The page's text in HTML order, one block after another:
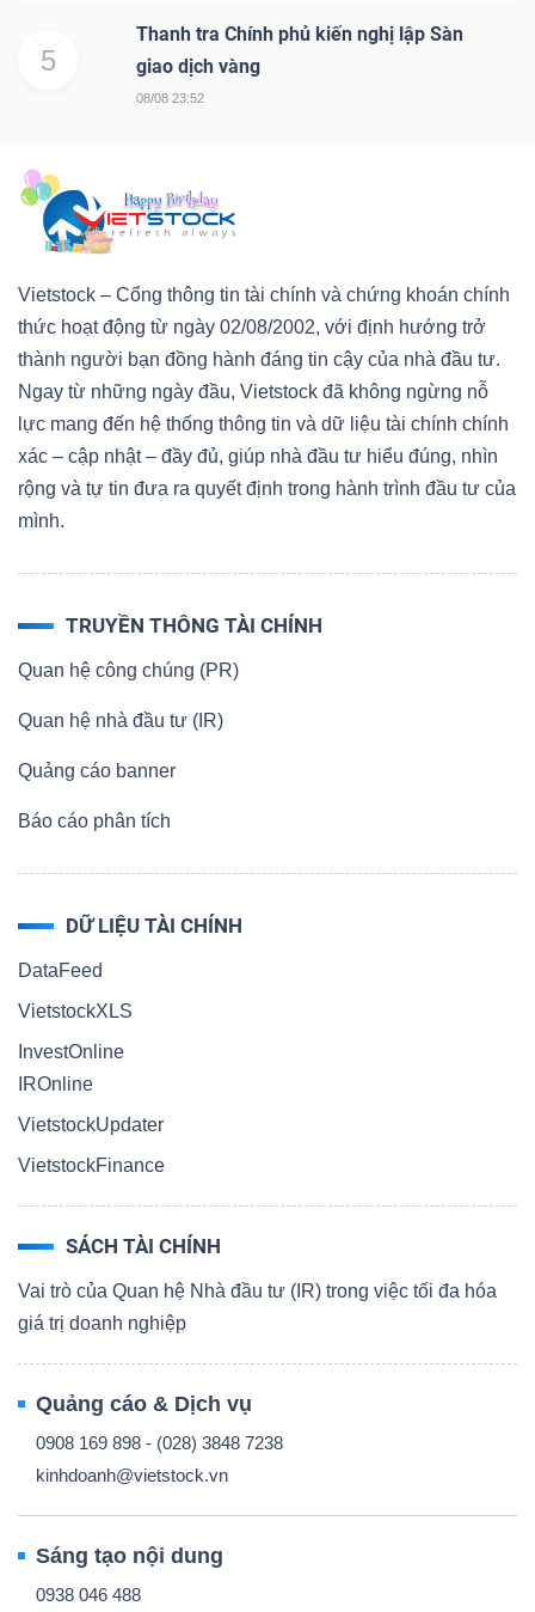
5
Thanh tra Chính phủ kiến nghị lập Sàn
giao dịch vàng
08/08 23:52
Vietstock – Cổng thông tin tài chính và chứng khoán chính
thức hoạt động từ ngày 02/08/2002, với định hướng trở
thành người bạn đồng hành đáng tin cậy của nhà đầu tư.
Ngay từ những ngày đầu, Vietstock đã không ngừng nỗ
lực mang đến hệ thống thông tin và dữ liệu tài chính chính
xác – cập nhật – đầy đủ, giúp nhà đầu tư hiểu đúng, nhìn
rộng và tự tin đưa ra quyết định trong hành trình đầu tư của
mình.
TRUYỀN THÔNG TÀI CHÍNH
Quan hệ công chúng (PR)
Quan hệ nhà đầu tư (IR)
Quảng cáo banner
Báo cáo phân tích
DỮ LIỆU TÀI CHÍNH
DataFeed
VietstockXLS
InvestOnline
IROnline
VietstockUpdater
VietstockFinance
SÁCH TÀI CHÍNH
Vai trò của Quan hệ Nhà đầu tư (IR) trong việc tối đa hóa
giá trị doanh nghiệp
Quảng cáo & Dịch vụ
0908 169 898 - (028) 3848 7238
kinhdoanh@vietstock.vn
Sáng tạo nội dung
0938 046 488